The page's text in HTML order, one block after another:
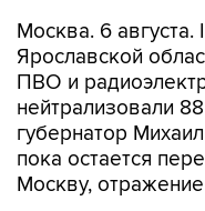
Москва. 6 августа.
Ярославской
ПВО и
нейтрализовали
губернатор
пока остается
Москву,